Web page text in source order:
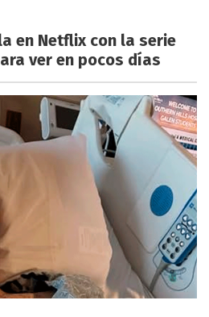
en Netflix con la serie
ver en pocos días